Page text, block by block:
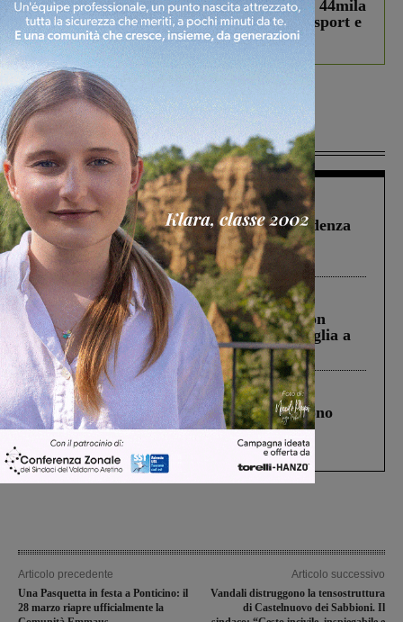
Estra Notizie agosto: Smart Cities, oltre 44mila
studenti coinvolti, torna il bando per lo sport e
debutta il podcast Estrair
Più lette
Figline Incisa Valdarno 1 Agosto 2026
Piscina di Figline finanziata oltre la scadenza
Pnrr, il gruppo di Fratelli d’Italia: “Un
ringraziamento al Governo”
Cronaca 3 Agosto 2026
Scomparso da una struttura di Castiglion
Fiorentino l’uomo che aveva ucciso la figlia a
Levane nel 2020
Cronaca 4 Agosto 2026
Un anno fa la strage in A1 in cui morirono
Gianni, Giulia e Franco. Lo schianto, il
processo, lo stop ai sorpassi fra tir....
Articolo precedente
Una Pasquetta in festa a Ponticino: il
28 marzo riapre ufficialmente la
Articolo successivo
Vandali distruggono la tensostruttura
di Castelnuovo dei Sabbioni. Il